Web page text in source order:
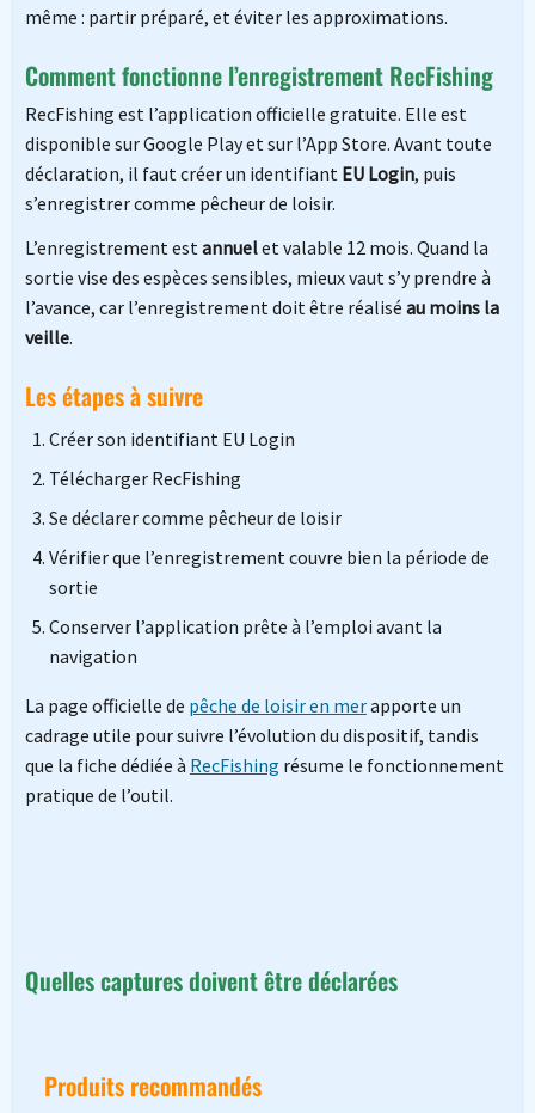
même : partir préparé, et éviter les approximations.
Comment fonctionne l’enregistrement RecFishing
RecFishing est l’application officielle gratuite. Elle est
disponible sur Google Play et sur l’App Store. Avant toute
déclaration, il faut créer un identifiant EU Login, puis
s’enregistrer comme pêcheur de loisir.
L’enregistrement est annuelet valable 12 mois. Quand la
sortie vise des espèces sensibles, mieux vaut s’y prendre à
l’avance, car l’enregistrement doit être réalisé au moins la
veille.
Les étapes à suivre
Créer son identifiant EU Login
Télécharger RecFishing
Se déclarer comme pêcheur de loisir
Vérifier que l’enregistrement couvre bien la période de
sortie
Conserver l’application prête à l’emploi avant la
navigation
La page officielle de pêche de loisir en merapporte un
cadrage utile pour suivre l’évolution du dispositif, tandis
que la fiche dédiée à RecFishing résume le fonctionnement
pratique de l’outil.
Quelles captures doivent être déclarées
Produits recommandés